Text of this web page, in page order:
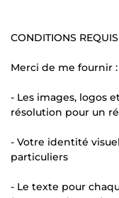
CONDITIONS
Merci de me fournir :
- Les images, logos
résolution pour un
- Votre identité
particuliers
- Le texte pour